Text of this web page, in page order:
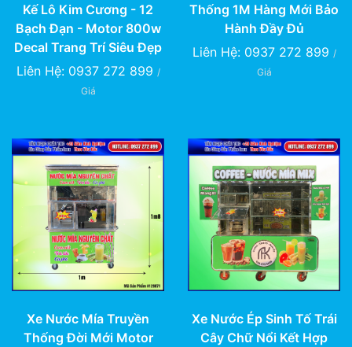
Kế Lô Kim Cương - 12
Bạch Đạn - Motor 800w
Decal Trang Trí Siêu Đẹp
Liên Hệ: 0937 272 899 /
Giá
Thống 1M Hàng Mới Bảo
Hành Đầy Đủ
Liên Hệ: 0937 272 899 /
Giá
Xe Nước Mía Truyền
Thống Đời Mới Motor
Xe Nước Ép Sinh Tố Trái
Cây Chữ Nổi Kết Hợp